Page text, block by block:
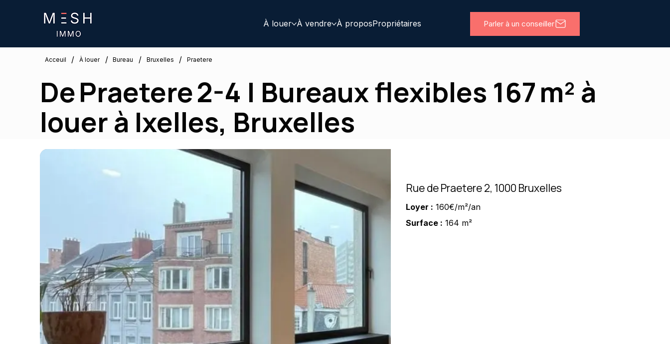
À louer À vendre À proposPropriétaires Parler à un conseiller
Acceuil / À louer / Bureau / Bruxelles / Praetere
De Praetere 2-4 | Bureaux flexibles 167 m² à
louer à Ixelles, Bruxelles
Rue de Praetere 2, 1000 Bruxelles
Loyer : 160€/m²/an
Surface : 164 m²